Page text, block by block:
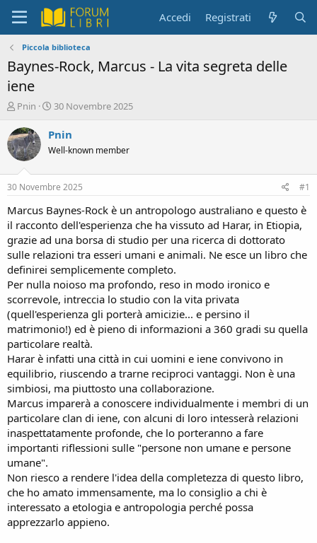
Accedi Registrati
Piccola biblioteca
Baynes-Rock, Marcus - La vita segreta delle
iene
C
e
a
t
e
D
s
c
u
s
s
i
n
e
Pnin
D
t
d
n
i
i
o
30 Novembre 2025
Pnin
Well-known member
30 Novembre 2025 #1
Marcus Baynes-Rock è un antropologo australiano e questo è
il racconto dell'esperienza che ha vissuto ad Harar, in Etiopia,
grazie ad una borsa di studio per una ricerca di dottorato
sulle relazioni tra esseri umani e animali. Ne esce un libro che
definirei semplicemente completo.
Per nulla noioso ma profondo, reso in modo ironico e
scorrevole, intreccia lo studio con la vita privata
(quell'esperienza gli porterà amicizie... e persino il
matrimonio!) ed è pieno di informazioni a 360 gradi su quella
particolare realtà.
Harar è infatti una città in cui uomini e iene convivono in
equilibrio, riuscendo a trarne reciproci vantaggi. Non è una
simbiosi, ma piuttosto una collaborazione.
Marcus imparerà a conoscere individualmente i membri di un
particolare clan di iene, con alcuni di loro intesserà relazioni
inaspettatamente profonde, che lo porteranno a fare
importanti riflessioni sulle "persone non umane e persone
umane".
Non riesco a rendere l'idea della completezza di questo libro,
che ho amato immensamente, ma lo consiglio a chi è
interessato a etologia e antropologia perché possa
apprezzarlo appieno.